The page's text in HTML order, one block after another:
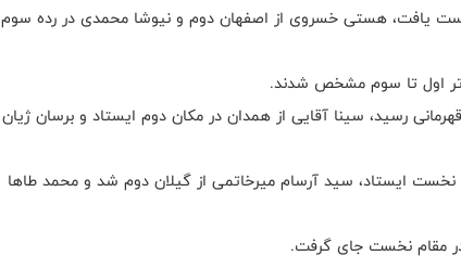
اول دست یافت، هستی خسروی از اصفهان دوم و نیوشا محمدی در رده سوم
اول تا سوم مشخص شدند.
به قهرمانی رسید، سینا آقایی از همدان در مکان دوم ایستاد و برسان ژیان
سکوی نخست ایستاد، سید آرسام میرخاتمی از گیلان دوم شد و محمد طاها